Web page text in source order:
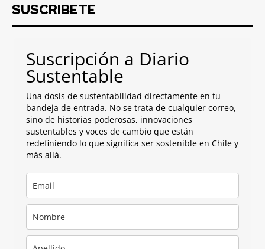
SUSCRIBETE
Suscripción a Diario
Sustentable
Una dosis de sustentabilidad directamente en tu
bandeja de entrada. No se trata de cualquier correo,
sino de historias poderosas, innovaciones
sustentables y voces de cambio que están
redefiniendo lo que significa ser sostenible en Chile y
más allá.